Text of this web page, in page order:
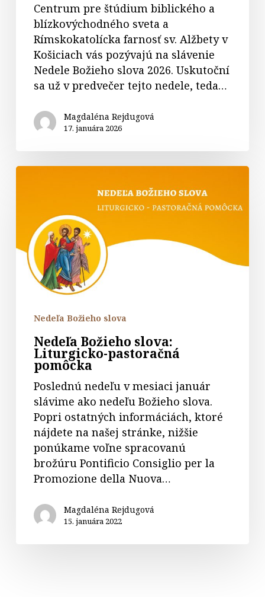
Centrum pre štúdium biblického a
blízkovýchodného sveta a
Rímskokatolícka farnosť sv. Alžbety v
Košiciach vás pozývajú na slávenie
Nedele Božieho slova 2026. Uskutoční
sa už v predvečer tejto nedele, teda…
Magdaléna Rejdugová
17. januára 2026
Nedeľa
Liturgicko-
pastoračná
pomôcka
Nedeľa Božieho slova
Nedeľa Božieho slova:
Liturgicko-pastoračná
pomôcka
Poslednú nedeľu v mesiaci január
slávime ako nedeľu Božieho slova.
Popri ostatných informáciách, ktoré
nájdete na našej stránke, nižšie
ponúkame voľne spracovanú
brožúru Pontificio Consiglio per la
Promozione della Nuova…
Magdaléna Rejdugová
15. januára 2022